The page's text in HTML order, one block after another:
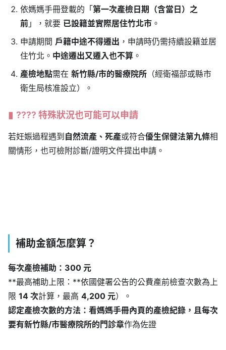
依媽媽手冊登載的「第一次產檢日期（含當日）之
前 」，就要 已設籍並實際居住竹北市 。
申請期間 戶籍中途不得遷出 ，申請時仍需持續設籍並居
住竹北。 中途遷出又遷入也不算 。
產檢地點需在 新竹縣/市的醫療院所 （經衛福部或縣市
衛生局核准設立）。
????️ 特殊狀況也可能可以申請
若妊娠過程遇到自然流產、死產或符合優生保健法第九條相
關情形，也可檢附診斷/證明文件提出申請。
補助金額怎麼算？
每次產檢補助：300 元
**最高補助上限：**依國健署公告的公費產前檢查次數為上
限 14 次計算，最高 4,200 元）。
認定產檢次數的方法：看媽媽手冊內頁的產檢紀錄，且每次
要有新竹縣/市醫療院所的門診章作為佐證